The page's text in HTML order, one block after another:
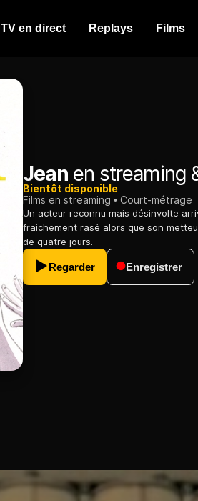
TV en direct Replays Films
Jean en streaming
Bientôt disponible
Films en streaming
Court-métrage
Un acteur reconnu mais désinvolte
fraichement rasé alors que son
de quatre jours.
Regarder Enregistrer